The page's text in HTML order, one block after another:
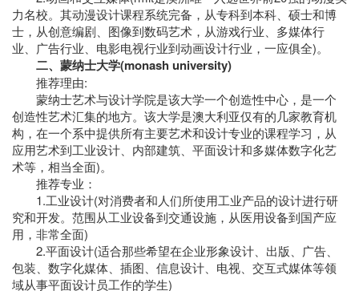
力名校。其动漫设计课程系统完备，从专科到本科、硕士和博
士，从创意编剧、图像到数码艺术，从游戏行业、多媒体行
业、广告行业、电影电视行业到动画设计行业，一应俱全)。
二、蒙纳士大学(monash university)
推荐理由:
蒙纳士艺术与设计学院是该大学一个创造性中心，是一个
创造性艺术汇集的地方。该大学是澳大利亚仅有的几家教育机
构，在一个系中提供所有主要艺术和设计专业的课程学习，从
应用艺术到工业设计、内部建筑、平面设计和多媒体数字化艺
术等，相当全面)。
推荐专业：
1.工业设计(对消费者和人们所使用工业产品的设计进行研
究和开发。范围从工业设备到交通设施，从医用设备到国产应
用，非常全面)
2.平面设计(适合那些希望在企业形象设计、出版、广告、
包装、数字化媒体、插图、信息设计、电视、交互式媒体等领
域从事平面设计员工作的学生)